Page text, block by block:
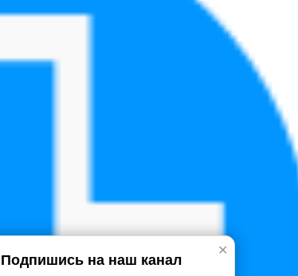
✕
Подпишись на наш канал